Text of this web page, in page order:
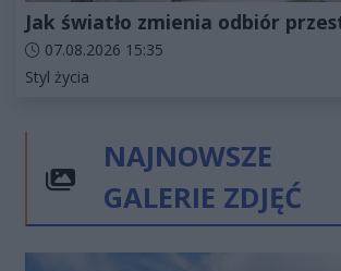
Jak światło zmienia odbiór
Data dodania artykułu:
07.08.2026 15:35
Kategorie artykułu:
Styl życia
NAJNOWSZE
GALERIE ZDJĘĆ